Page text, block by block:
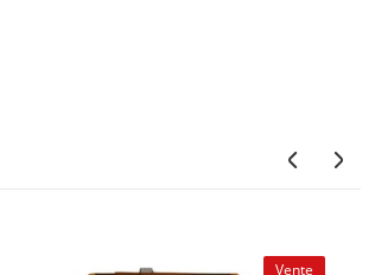
Vente